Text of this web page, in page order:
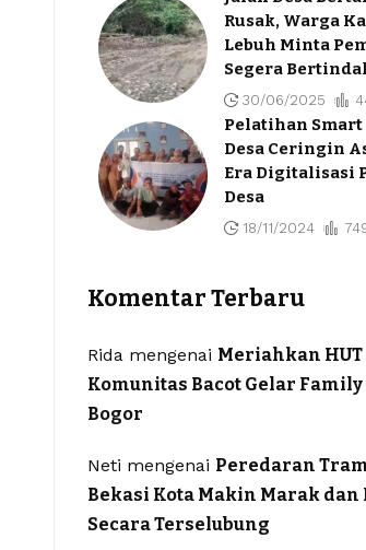
Rusak, Warga
Lebuh Minta
Segera
30/06/2025
Pelatihan
Desa Ceringin
Era Digitalisasi
Desa
18/11/2024
Komentar Terbaru
Ridamengenai Meriahkan HUT
Komunitas Bacot Gelar
Bogor
Neti mengenai Peredaran
Bekasi Kota Makin Marak dan
Secara Terselubung